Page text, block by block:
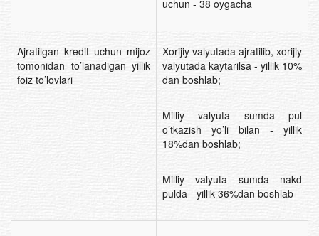
uchun - 38 oygacha
Ajratilgan kredit uchun mijoz
tomonidan to’lanadigan yillik
foiz to’lovlari
Xorijiy valyutada ajratilib, xorijiy
valyutada kaytarilsa - yillik 10%
dan boshlab;
Milliy valyuta sumda pul
o’tkazish yo’li bilan - yillik
18%dan boshlab;
Milliy valyuta sumda nakd
pulda - yillik 36%dan boshlab